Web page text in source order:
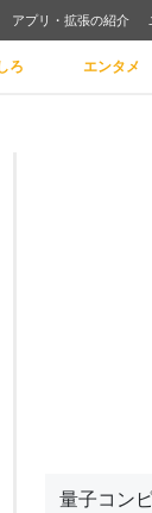
アプリ・拡張の紹介
ろ エンタメ
量子コン